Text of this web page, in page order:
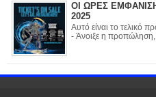
ΟΙ ΩΡΕΣ
2025
Αυτό είναι το τελικό πρόγραμμα του
- Άνοιξε η προπώληση,